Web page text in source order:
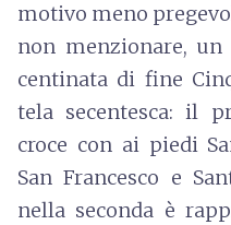
motivo meno
non menzionare,
centinata di fine
tela secentesca: il
croce con ai piedi
San Francesco e
nella seconda è